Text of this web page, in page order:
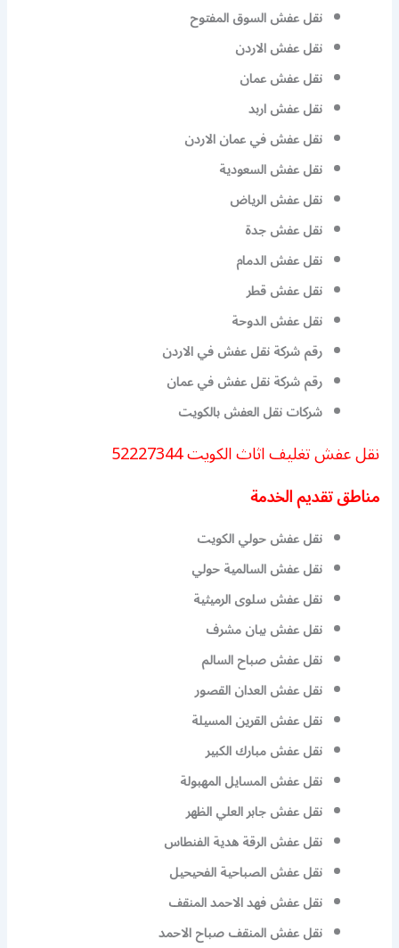
نقل عفش السوق المفتوح
نقل عفش الاردن
نقل عفش عمان
نقل عفش اربد
نقل عفش في عمان الاردن
نقل عفش السعودية
نقل عفش الرياض
نقل عفش جدة
نقل عفش الدمام
نقل عفش قطر
نقل عفش الدوحة
رقم شركة نقل عفش في الاردن
رقم شركة نقل عفش في عمان
شركات نقل العفش بالكويت
نقل عفش تغليف اثاث الكويت 52227344
مناطق تقديم الخدمة
نقل عفش حولي الكويت
نقل عفش السالمية حولي
نقل عفش سلوى الرميثية
نقل عفش بيان مشرف
نقل عفش صباح السالم
نقل عفش العدان القصور
نقل عفش القرين المسيلة
نقل عفش مبارك الكبير
نقل عفش المسايل المهبولة
نقل عفش جابر العلي الظهر
نقل عفش الرقة هدية الفنطاس
نقل عفش الصباحية الفحيحيل
نقل عفش فهد الاحمد المنقف
نقل عفش المنقف صباح الاحمد